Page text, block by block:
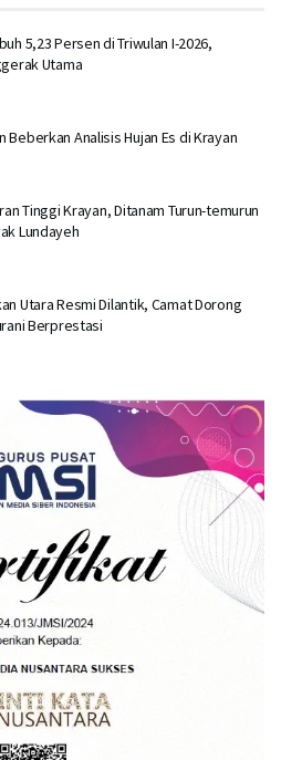
5,23 Persen di Triwulan I-2026,
Utama
Beberkan Analisis Hujan Es di Krayan
Tinggi Krayan, Ditanam Turun-temurun
Lundayeh
Utara Resmi Dilantik, Camat Dorong
Berprestasi